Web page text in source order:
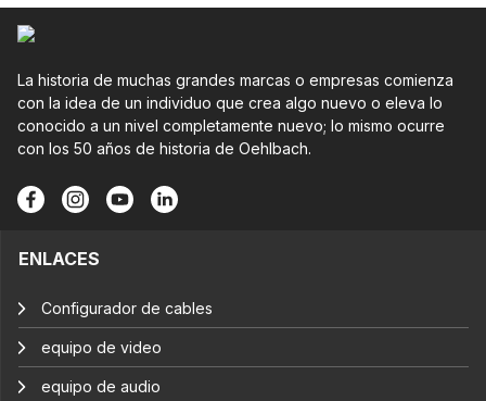
La historia de muchas grandes marcas o empresas comienza
con la idea de un individuo que crea algo nuevo o eleva lo
conocido a un nivel completamente nuevo; lo mismo ocurre
con los 50 años de historia de Oehlbach.
ENLACES
Configurador de cables
equipo de video
equipo de audio